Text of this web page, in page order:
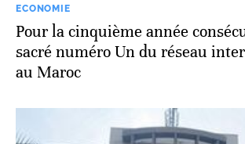
ECONOMIE
Pour la cinquième année
sacré numéro Un du réseau
au Maroc